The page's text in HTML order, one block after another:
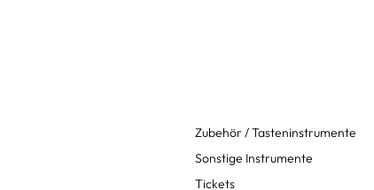
Zubehör / Tasteninstrumente
Sonstige Instrumente
Tickets